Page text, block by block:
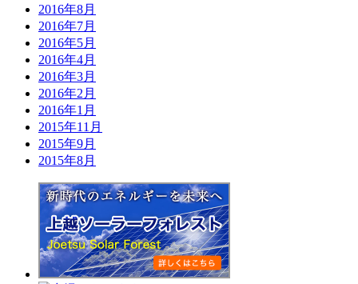
2016年8月
2016年7月
2016年5月
2016年4月
2016年3月
2016年2月
2016年1月
2015年11月
2015年9月
2015年8月